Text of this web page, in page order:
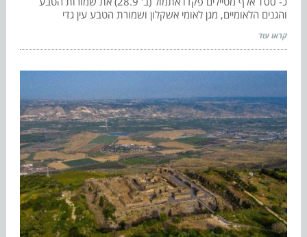
והגנים הלאומיים, מגן לאומי אשקלון ושמורת הטבע עין גדי
קראו עוד